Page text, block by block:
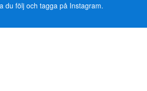
du följ och tagga på Instagram.